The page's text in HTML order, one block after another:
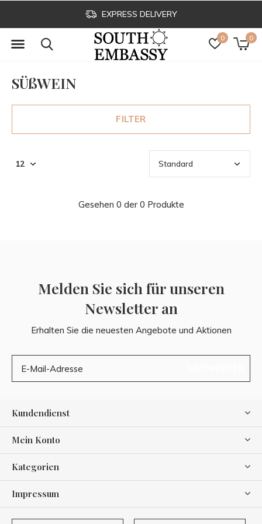
0 0
EXPRESS DELIVERY
SÜßWEIN
FILTER
Gesehen 0 der 0 Produkte
Melden Sie sich für unseren
Newsletter an
Erhalten Sie die neuesten Angebote und Aktionen
Kundendienst
Mein Konto
Kategorien
Impressum